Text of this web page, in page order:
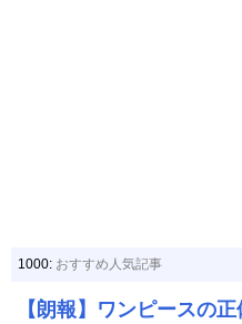
1000: おすすめ人気記事
【朗報】ワンピースの